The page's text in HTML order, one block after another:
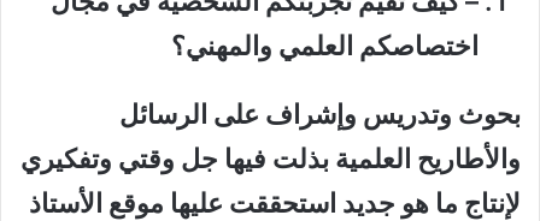
اختصاصكم العلمي والمهني؟
بحوث وتدريس وإشراف على الرسائل
والأطاريح العلمية بذلت فيها جل وقتي وتفكيري
لإنتاج ما هو جديد استحققت عليها موقع الأستاذ